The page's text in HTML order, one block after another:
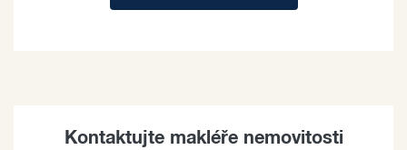
Kontaktujte makléře nemovitosti